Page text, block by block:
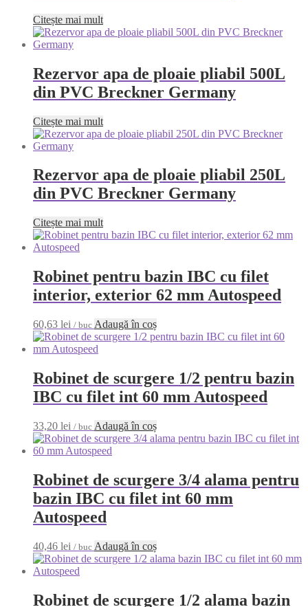
Citește mai mult
Rezervor apa de ploaie pliabil 500L
din PVC Breckner Germany
Citește mai mult
Rezervor apa de ploaie pliabil 250L
din PVC Breckner Germany
Citește mai mult
Robinet pentru bazin IBC cu filet
interior, exterior 62 mm Autospeed
60,63 lei / buc Adaugă în coș
Robinet de scurgere 1/2 pentru bazin
IBC cu filet int 60 mm Autospeed
33,20 lei / buc Adaugă în coș
Robinet de scurgere 3/4 alama pentru
bazin IBC cu filet int 60 mm
Autospeed
40,46 lei / buc Adaugă în coș
Robinet de scurgere 1/2 alama bazin